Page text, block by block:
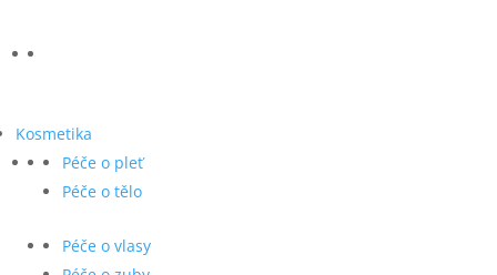
Kosmetika
Péče o pleť
Péče o tělo
Péče o vlasy